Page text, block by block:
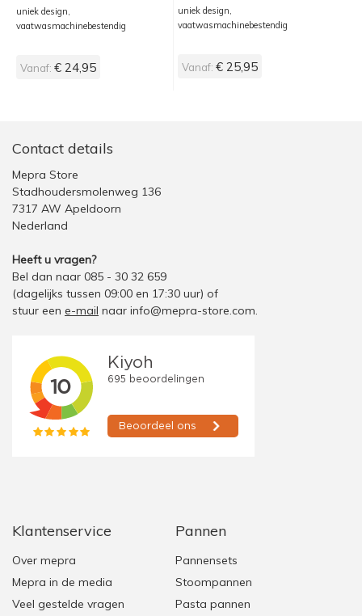
uniek design,
vaatwasmachinebestendig
Vanaf: € 24,95
uniek design,
vaatwasmachinebestendig
Vanaf: € 25,95
Contact details
Mepra Store
Stadhoudersmolenweg 136
7317 AW Apeldoorn
Nederland
Heeft u vragen?
Bel dan naar 085 - 30 32 659
(dagelijks tussen 09:00 en 17:30 uur) of
stuur een e-mail naar info@mepra-store.com.
Klantenservice
Over mepra
Mepra in de media
Veel gestelde vragen
Pannen
Pannensets
Stoompannen
Pasta pannen